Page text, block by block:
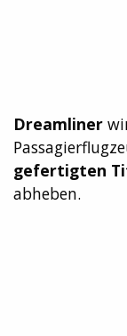
Dreamliner
gefertigten
abheben.